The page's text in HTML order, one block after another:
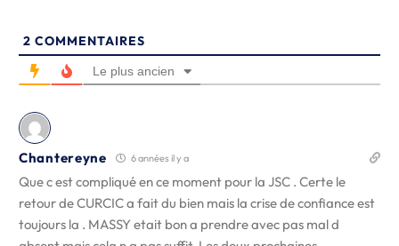
2 COMMENTAIRES
Le plus ancien
Chantereyne 6 années il y a
Que c est compliqué en ce moment pour la JSC . Certe le
retour de CURCIC a fait du bien mais la crise de confiance est
toujours la . MASSY etait bon a prendre avec pas mal d